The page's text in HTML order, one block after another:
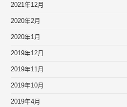
2021年12月
2020年2月
2020年1月
2019年12月
2019年11月
2019年10月
2019年4月